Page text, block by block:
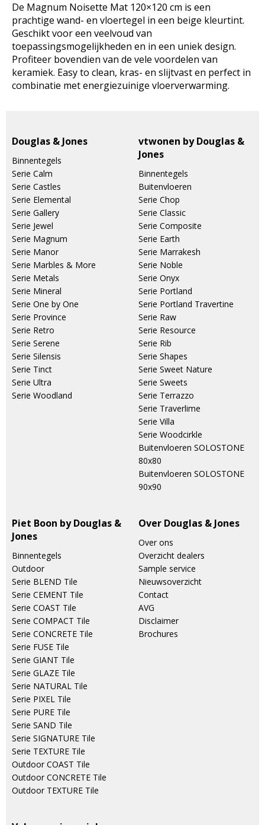
De Magnum Noisette Mat 120×120 cm is een
prachtige wand- en vloertegel in een beige kleurtint.
Geschikt voor een veelvoud van
toepassingsmogelijkheden en in een uniek design.
Profiteer bovendien van de vele voordelen van
keramiek. Easy to clean, kras- en slijtvast en perfect in
combinatie met energiezuinige vloerverwarming.
Douglas & Jones
Binnentegels
Serie Calm
Serie Castles
Serie Elemental
Serie Gallery
Serie Jewel
Serie Magnum
Serie Manor
Serie Marbles & More
Serie Metals
Serie Mineral
Serie One by One
Serie Province
Serie Retro
Serie Serene
Serie Silensis
Serie Tinct
Serie Ultra
Serie Woodland
vtwonen by Douglas &
Jones
Binnentegels
Buitenvloeren
Serie Chop
Serie Classic
Serie Composite
Serie Earth
Serie Marrakesh
Serie Noble
Serie Onyx
Serie Portland
Serie Portland Travertine
Serie Raw
Serie Resource
Serie Rib
Serie Shapes
Serie Sweet Nature
Serie Sweets
Serie Terrazzo
Serie Traverlime
Serie Villa
Serie Woodcirkle
Buitenvloeren SOLOSTONE
80x80
Buitenvloeren SOLOSTONE
90x90
Piet Boon by Douglas &
Jones
Binnentegels
Outdoor
Serie BLEND Tile
Serie CEMENT Tile
Serie COAST Tile
Serie COMPACT Tile
Serie CONCRETE Tile
Serie FUSE Tile
Serie GIANT Tile
Serie GLAZE Tile
Serie NATURAL Tile
Serie PIXEL Tile
Serie PURE Tile
Serie SAND Tile
Serie SIGNATURE Tile
Serie TEXTURE Tile
Outdoor COAST Tile
Outdoor CONCRETE Tile
Outdoor TEXTURE Tile
Over Douglas & Jones
Over ons
Overzicht dealers
Sample service
Nieuwsoverzicht
Contact
AVG
Disclaimer
Brochures